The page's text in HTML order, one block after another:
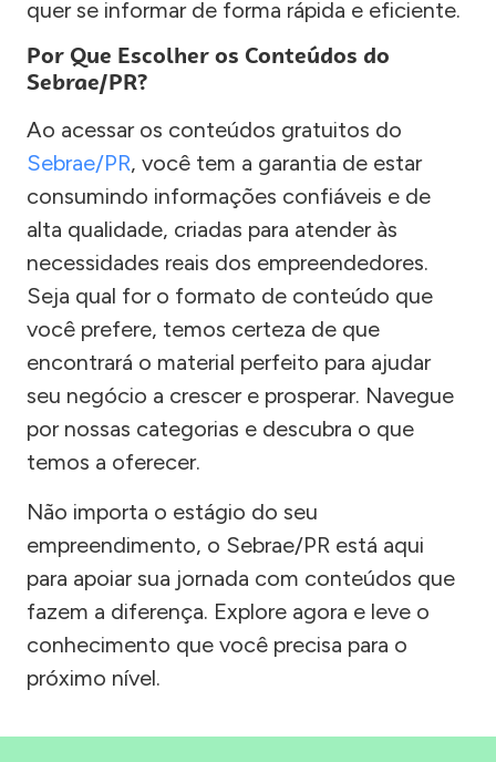
quer se informar de forma rápida e eficiente.
Por Que Escolher os Conteúdos do
Sebrae/PR?
Ao acessar os conteúdos gratuitos do
Sebrae/PR, você tem a garantia de estar
consumindo informações confiáveis e de
alta qualidade, criadas para atender às
necessidades reais dos empreendedores.
Seja qual for o formato de conteúdo que
você prefere, temos certeza de que
encontrará o material perfeito para ajudar
seu negócio a crescer e prosperar. Navegue
por nossas categorias e descubra o que
temos a oferecer.
Não importa o estágio do seu
empreendimento, o Sebrae/PR está aqui
para apoiar sua jornada com conteúdos que
fazem a diferença. Explore agora e leve o
conhecimento que você precisa para o
próximo nível.